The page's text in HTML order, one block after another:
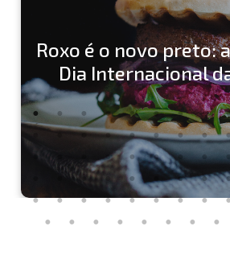
Roxo é o novo preto:
Dia Internacional